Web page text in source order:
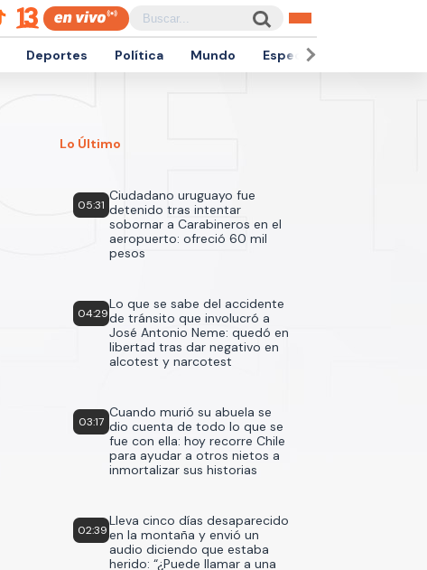
Deportes Política Mundo Espectáculos
Lo Último
05:31
Ciudadano uruguayo fue
detenido tras intentar
sobornar a Carabineros en el
aeropuerto: ofreció 60 mil
pesos
04:29
Lo que se sabe del accidente
de tránsito que involucró a
José Antonio Neme: quedó en
libertad tras dar negativo en
alcotest y narcotest
03:17
Cuando murió su abuela se
dio cuenta de todo lo que se
fue con ella: hoy recorre Chile
para ayudar a otros nietos a
inmortalizar sus historias
02:39
Lleva cinco días desaparecido
en la montaña y envió un
audio diciendo que estaba
herido: “¿Puede llamar a una